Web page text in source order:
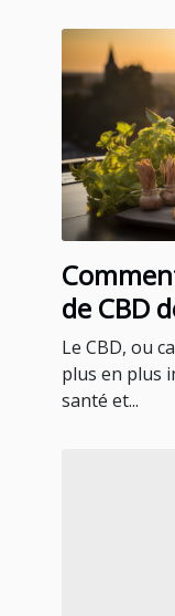
de CBD
Le CBD, ou
plus en plus
santé et...